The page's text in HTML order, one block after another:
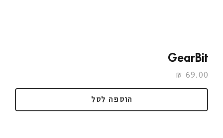
GearBit
מחיר
הוספה לסל